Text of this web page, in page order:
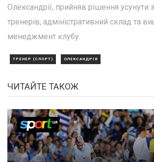
Олександрії, прийняв рішення усунути
тренерів, адміністративний склад та
менеджмент клубу.
ТРЕНЕР (СПОРТ) ОЛЕКСАНДРІЯ
ЧИТАЙТЕ ТАКОЖ